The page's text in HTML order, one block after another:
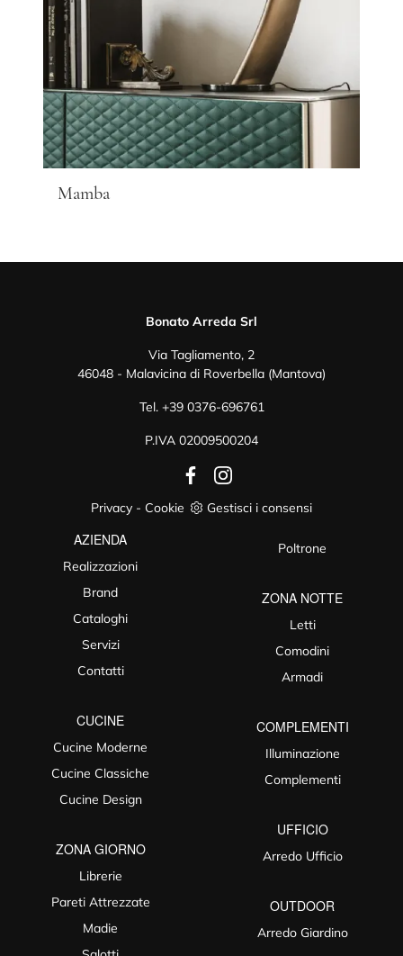
Mamba
Bonato Arreda Srl
Via Tagliamento, 2
46048 - Malavicina di Roverbella (Mantova)
Tel. +39 0376-696761
P.IVA 02009500204
Privacy - Cookie Gestisci i consensi
AZIENDA
Realizzazioni
Brand
Cataloghi
Servizi
Contatti
CUCINE
Cucine Moderne
Cucine Classiche
Cucine Design
ZONA GIORNO
Librerie
Pareti Attrezzate
Madie
Poltrone
ZONA NOTTE
Letti
Comodini
Armadi
COMPLEMENTI
Illuminazione
Complementi
UFFICIO
Arredo Ufficio
OUTDOOR
Arredo Giardino